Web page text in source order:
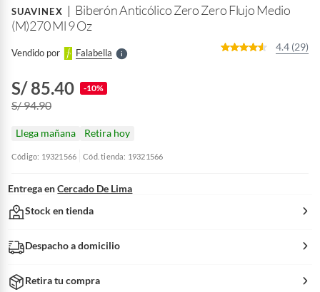
SUAVINEX
Biberón Anticólico Zero Zero Flujo Medio
(M)270 Ml 9 Oz
Vendido por FalabellaS
e
4.4 (29)
S/ 85.40 -10%
S/ 94.90
Llega mañana Retira hoy
Código: 19321566 Cód. tienda: 19321566
Entrega en Cercado De Lima
Stock en tienda
Despacho a domicilio
Retira tu compra